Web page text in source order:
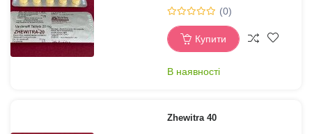
(0)
Купити
В наявності
Zhewitra 40